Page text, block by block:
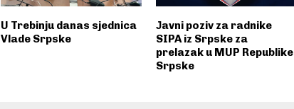
U Trebinju danas sjednica
Vlade Srpske
Јavni poziv za radnike
SIPA iz Srpske za
prelazak u MUP Republike
Srpske